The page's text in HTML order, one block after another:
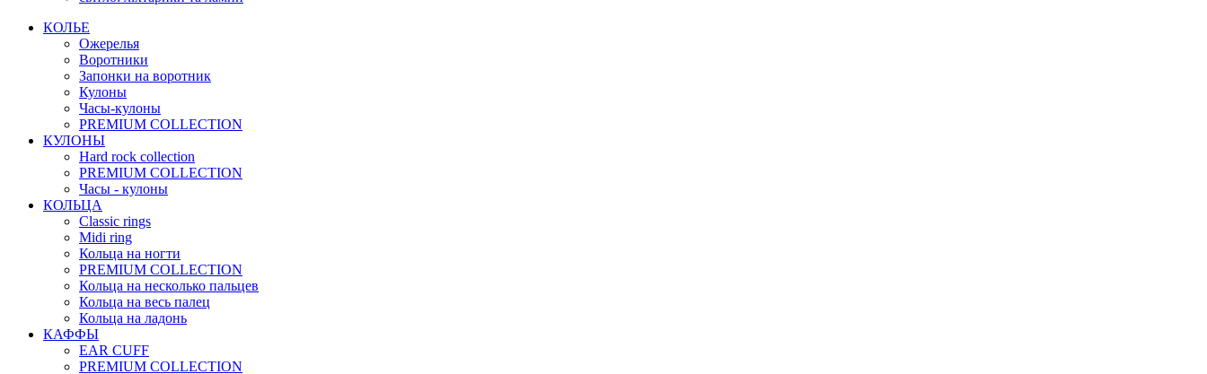
КОЛЬЕ
Ожерелья
Воротники
Запонки на воротник
Кулоны
Часы-кулоны
PREMIUM COLLECTION
КУЛОНЫ
Hard rock collection
PREMIUM COLLECTION
Часы - кулоны
КОЛЬЦА
Classic rings
Midi ring
Кольца на ногти
PREMIUM COLLECTION
Кольца на несколько пальцев
Кольца на весь палец
Кольца на ладонь
КАФФЫ
EAR CUFF
PREMIUM COLLECTION